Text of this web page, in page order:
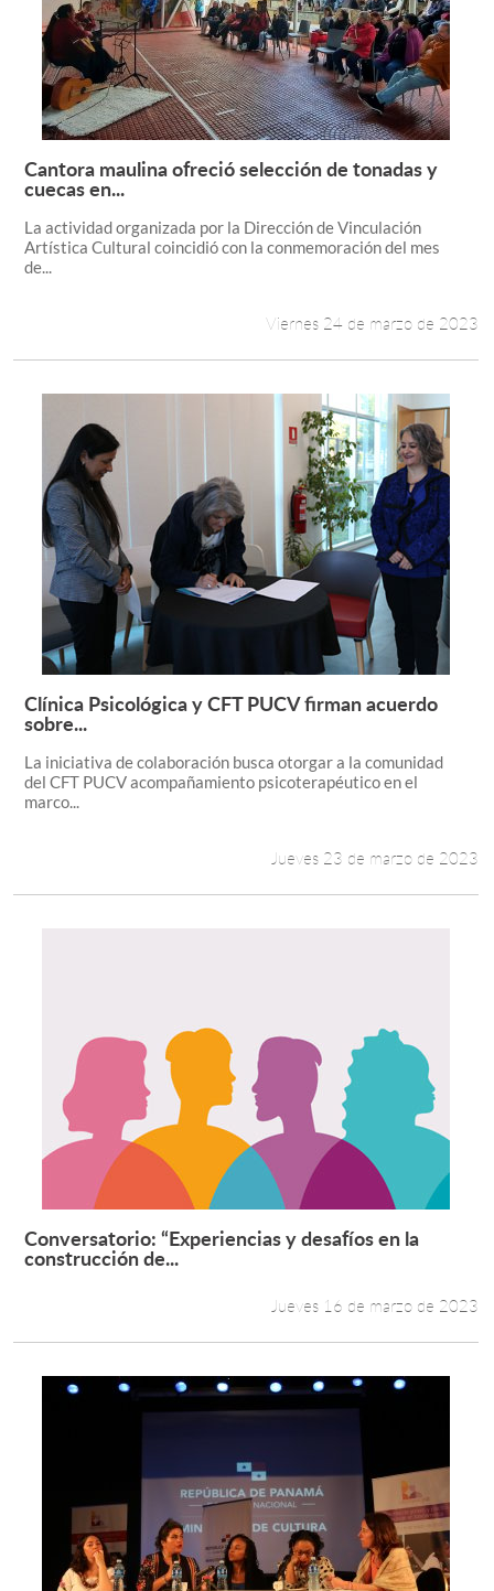
Leer más +
Cantora maulina ofreció selección de tonadas y
cuecas en...
La actividad organizada por la Dirección de Vinculación
Artística Cultural coincidió con la conmemoración del mes
de...
Viernes 24 de marzo de 2023
Leer más +
Clínica Psicológica y CFT PUCV firman acuerdo
sobre...
La iniciativa de colaboración busca otorgar a la comunidad
del CFT PUCV acompañamiento psicoterapéutico en el
marco...
Jueves 23 de marzo de 2023
Leer más +
Conversatorio: “Experiencias y desafíos en la
construcción de...
Jueves 16 de marzo de 2023